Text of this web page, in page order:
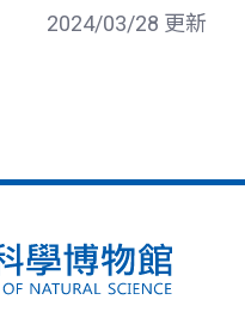
2024/03/28 更新